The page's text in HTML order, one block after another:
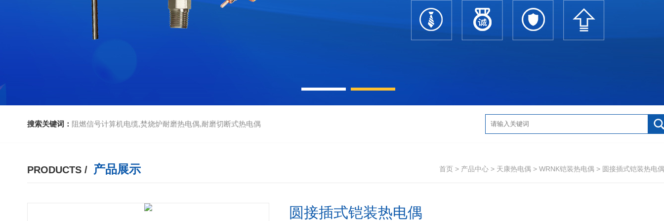
搜索关键词： 阻燃信号计算机电缆,焚烧炉耐磨热电偶,耐磨切断式热电偶
PRODUCTS / 产品展示 首页 > 产品中心 > 天康热电偶 > WRNK铠装热电偶 > 圆接插式铠装热电偶
圆接插式铠装热电偶